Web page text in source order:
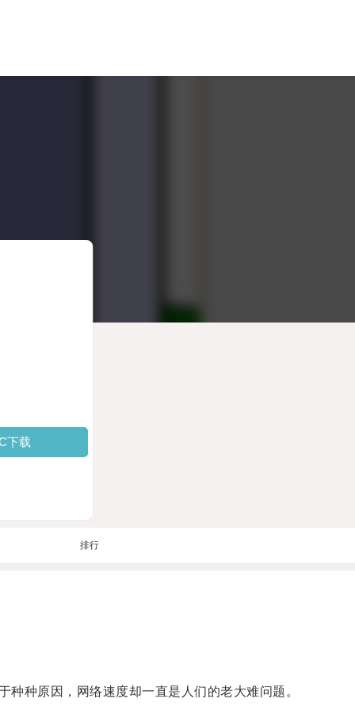
下载
排行
种原因，网络速度却一直是人们的老大难问题。